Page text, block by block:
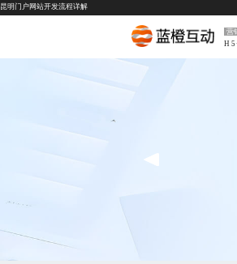
昆明门户网站开发流程详解
营